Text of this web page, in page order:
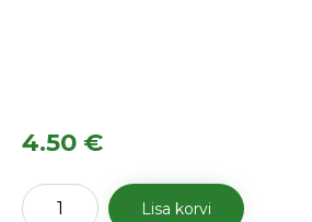
4.50 €
Angervaks-
raudrohi
Lisa korvi